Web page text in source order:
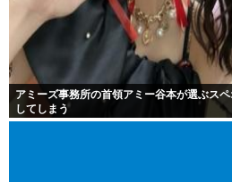
アミーズ事務所の首領アミー谷本が選ぶス
してしまう